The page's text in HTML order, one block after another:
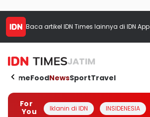
Baca artikel IDN Times lainnya di IDN App
JATIM
HomeFoodNewsSportTravel
For
You
Iklanin di IDN INSIDENESIA